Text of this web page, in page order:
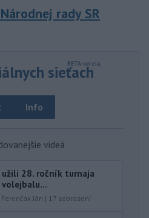
rady SR
sieťach
Info
videá
28. ročník turnaja
Ferenčák Ján | 17 zobrazení